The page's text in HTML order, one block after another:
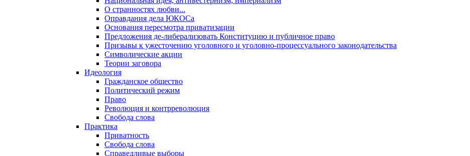
О странностях любви...
Оправдания дела ЮКОСа
Основания пересмотра приватизации
Предложения де-либерализовать Конституцию и публичное право
Призывы к ужесточению уголовного и уголовно-процессуального законодательства
Символические акции
Теории заговора
Идеология
Гражданское общество
Политический режим
Право
Революция и контрреволюция
Свобода слова
Практика
Приватность
Свобода слова
Справедливые выборы